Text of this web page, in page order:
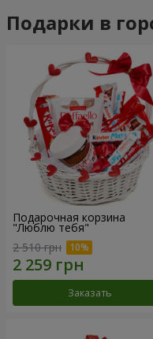
Подарки в
Подарочная корзина
"Люблю тебя"
2 510 грн
Заказать